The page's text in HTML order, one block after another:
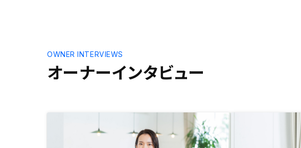
オーナーインタビュー
OWNER INTERVIEWS